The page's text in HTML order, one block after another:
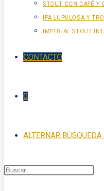
STOUT CON CAFÉ Y
IPA LUPULOSA Y
IMPERIAL STOUT
CONTACTO
0
ALTERNAR